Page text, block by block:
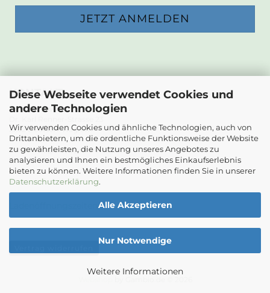
Diese Webseite verwendet Cookies und
andere Technologien
Wir verwenden Cookies und ähnliche Technologien, auch von
Drittanbietern, um die ordentliche Funktionsweise der Website
zu gewährleisten, die Nutzung unseres Angebotes zu
analysieren und Ihnen ein bestmögliches Einkaufserlebnis
bieten zu können. Weitere Informationen finden Sie in unserer
Datenschutzerklärung.
Alle Akzeptieren
Nur Notwendige
Weitere Informationen
KONTAKT
Die Papierwerkstatt
2232 Deutsch-Wagram
Email: info@diepapierwerkstatt.at
Tel. +43 664 5261978
Kontaktformular